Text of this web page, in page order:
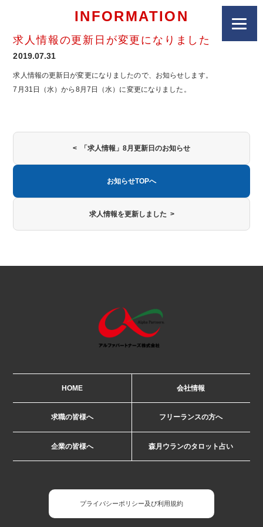
INFORMATION
求人情報の更新日が変更になりました
2019.07.31
求人情報の更新日が変更になりましたので、お知らせします。
7月31日（水）から8月7日（水）に変更になりました。
< 「求人情報」8月更新日のお知らせ
お知らせTOPへ
求人情報を更新しました >
HOME 会社情報
求職の皆様へ フリーランスの方へ
企業の皆様へ 森月ウランのタロット占い
プライバシーポリシー及び利用規約